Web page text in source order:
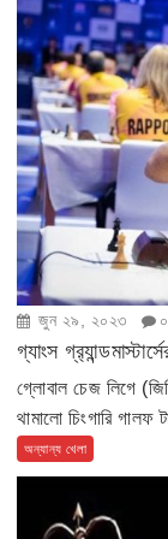
জুন ২৯, ২০২৩ ০
গ্যাংস
গ্লোবাল চেজ লিগে
থামালো চিংগারি
অন্যান্য খেলা